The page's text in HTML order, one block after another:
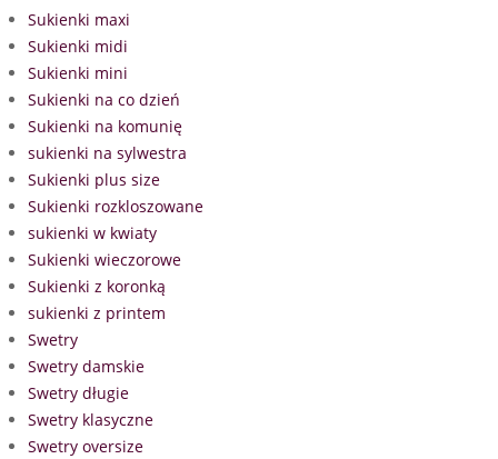
Sukienki maxi
Sukienki midi
Sukienki mini
Sukienki na co dzień
Sukienki na komunię
sukienki na sylwestra
Sukienki plus size
Sukienki rozkloszowane
sukienki w kwiaty
Sukienki wieczorowe
Sukienki z koronką
sukienki z printem
Swetry
Swetry damskie
Swetry długie
Swetry klasyczne
Swetry oversize